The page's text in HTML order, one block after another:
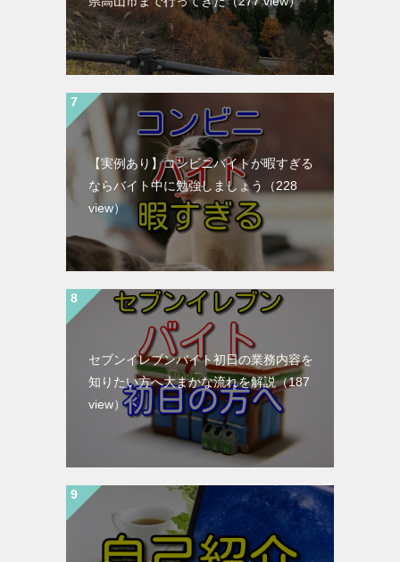
【実例あり】コンビニバイトが暇すぎる
ならバイト中に勉強しましょう
（228
view）
セブンイレブンバイト初日の業務内容を
知りたい方へ大まかな流れを解説（187
view）